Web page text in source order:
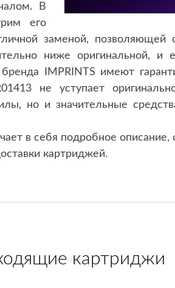
В
его
заменой, позволяющей
ниже оригинальной, и
IMPRINTS имеют
не уступает
но и значительные
в себя подробное описание,
картриджей.
картриджи